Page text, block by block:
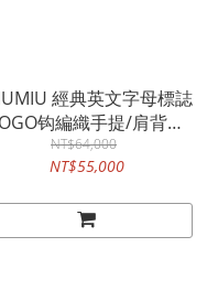
經典英文字母標誌
钩編織手提/肩背包
(棕色)
NT$64,000
NT$55,000